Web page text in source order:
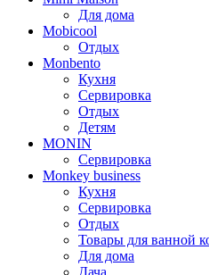
Для дома
Mobicool
Отдых
Monbento
Кухня
Сервировка
Отдых
Детям
MONIN
Сервировка
Monkey business
Кухня
Сервировка
Отдых
Товары для ванной
Для дома